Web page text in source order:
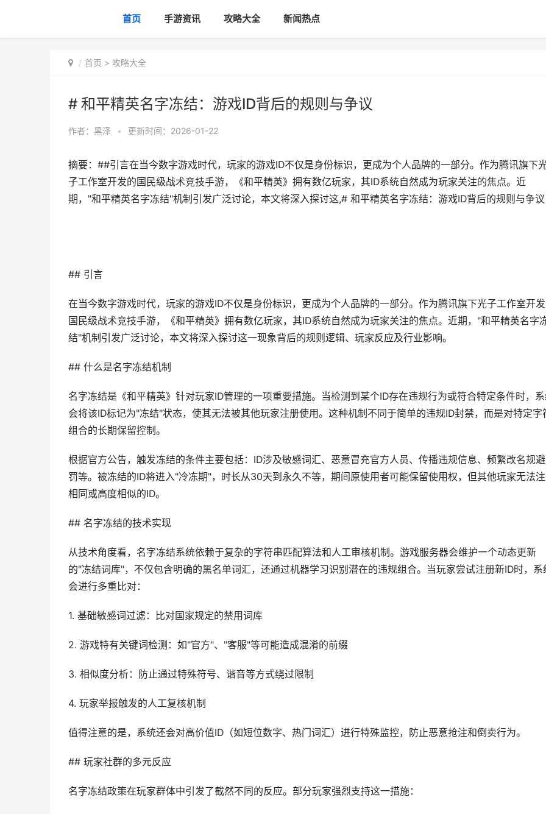
首页 手游资讯 攻略大全 新闻热点
首页 > 攻略大全
# 和平精英名字冻结：游戏ID背后的规则与争议
作者： 黑泽 • 更新时间：2026-01-22
摘要：##引言在当今数字游戏时代，玩家的游戏ID不仅是身份标识，更成为个人品牌的一部分。作为腾讯旗下
子工作室开发的国民级战术竞技手游，《和平精英》拥有数亿玩家，其ID系统自然成为玩家关注的焦点。近
期，"和平精英名字冻结"机制引发广泛讨论，本文将深入探讨这,# 和平精英名字冻结：游戏ID背后的规则与争议
## 引言
在当今数字游戏时代，玩家的游戏ID不仅是身份标识，更成为个人品牌的一部分。作为腾讯旗下光子工作室开
国民级战术竞技手游，《和平精英》拥有数亿玩家，其ID系统自然成为玩家关注的焦点。近期，"和平精英名字
结"机制引发广泛讨论，本文将深入探讨这一现象背后的规则逻辑、玩家反应及行业影响。
## 什么是名字冻结机制
名字冻结是《和平精英》针对玩家ID管理的一项重要措施。当检测到某个ID存在违规行为或符合特定条件时，
会将该ID标记为"冻结"状态，使其无法被其他玩家注册使用。这种机制不同于简单的违规ID封禁，而是对特定字
组合的长期保留控制。
根据官方公告，触发冻结的条件主要包括：ID涉及敏感词汇、恶意冒充官方人员、传播违规信息、频繁改名规
罚等。被冻结的ID将进入"冷冻期"，时长从30天到永久不等，期间原使用者可能保留使用权，但其他玩家无法
相同或高度相似的ID。
## 名字冻结的技术实现
从技术角度看，名字冻结系统依赖于复杂的字符串匹配算法和人工审核机制。游戏服务器会维护一个动态更新
的"冻结词库"，不仅包含明确的黑名单词汇，还通过机器学习识别潜在的违规组合。当玩家尝试注册新ID时，系
会进行多重比对：
1. 基础敏感词过滤：比对国家规定的禁用词库
2. 游戏特有关键词检测：如"官方"、"客服"等可能造成混淆的前缀
3. 相似度分析：防止通过特殊符号、谐音等方式绕过限制
4. 玩家举报触发的人工复核机制
值得注意的是，系统还会对高价值ID（如短位数字、热门词汇）进行特殊监控，防止恶意抢注和倒卖行为。
## 玩家社群的多元反应
名字冻结政策在玩家群体中引发了截然不同的反应。部分玩家强烈支持这一措施：